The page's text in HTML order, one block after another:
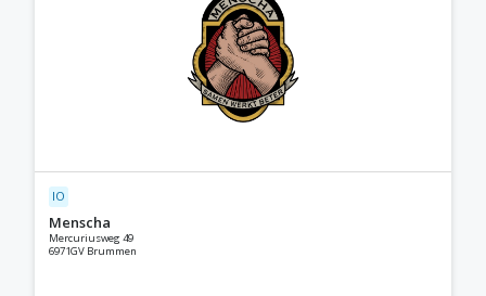
IO
Menscha
Mercuriusweg 49
6971GV Brummen